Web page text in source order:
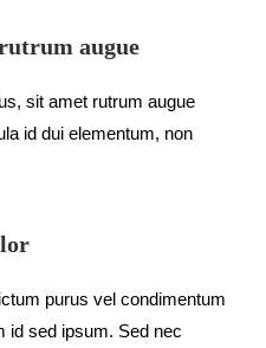
augue
sit amet rutrum augue
id dui elementum, non
purus vel condimentum
id sed ipsum. Sed nec